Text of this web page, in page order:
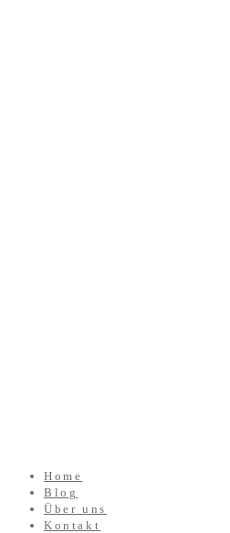
Home
Blog
Über uns
Kontakt